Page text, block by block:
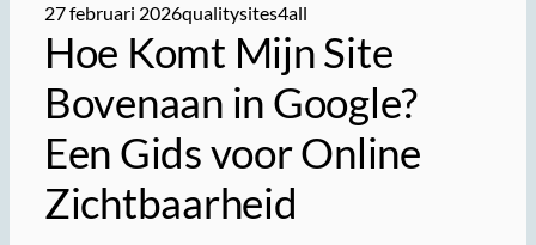
27 februari 2026qualitysites4all
Hoe Komt Mijn Site
Bovenaan in Google?
Een Gids voor Online
Zichtbaarheid